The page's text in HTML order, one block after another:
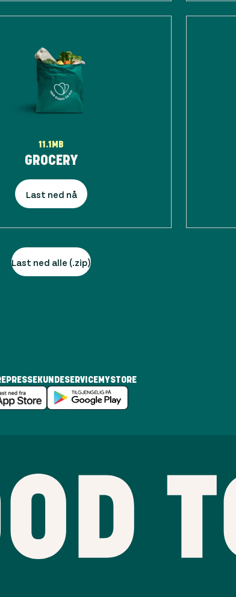
11.1MB
GROCERY
Last ned nå
Last ned alle (.zip)
PRESSEKUNDESERVICEMYSTORE